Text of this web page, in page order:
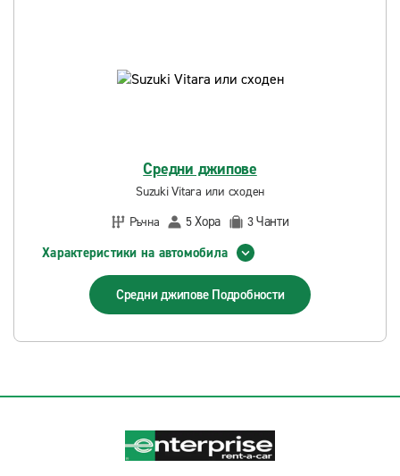
Средни джипове
Suzuki Vitara или сходен
Ръчна
5Хора 3Чанти
Характеристики на автомобила
Средни джипове Подробности